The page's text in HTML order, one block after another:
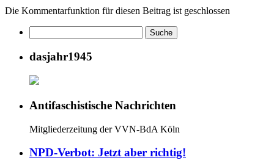
Die Kommentarfunktion für diesen Beitrag ist geschlossen
dasjahr1945
Antifaschistische Nachrichten
Mitgliederzeitung der VVN-BdA Köln
NPD-Verbot: Jetzt aber richtig!